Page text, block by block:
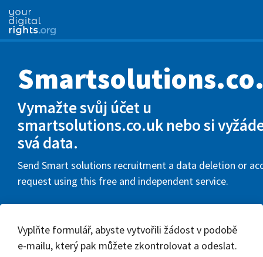
Vymažte svůj účet u
smartsolutions.co.uk nebo si
svá data.
Send Smart solutions recruitment a data deletion or
request using this free and independent service.
Vyplňte formulář, abyste vytvořili žádost v podobě
e-mailu, který pak můžete zkontrolovat a odeslat.